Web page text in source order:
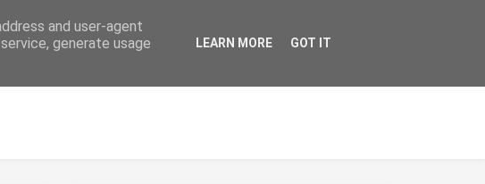
and user-agent
generate usage
LEARN MORE GOT IT